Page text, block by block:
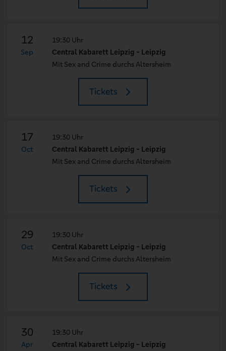
12
Sep
19:30 Uhr
Central Kabarett Leipzig - Leipzig
Mit Sex and Crime durchs Altersheim
Tickets
17
Oct
19:30 Uhr
Central Kabarett Leipzig - Leipzig
Mit Sex and Crime durchs Altersheim
Tickets
29
Oct
19:30 Uhr
Central Kabarett Leipzig - Leipzig
Mit Sex and Crime durchs Altersheim
Tickets
30
Apr
19:30 Uhr
Central Kabarett Leipzig - Leipzig